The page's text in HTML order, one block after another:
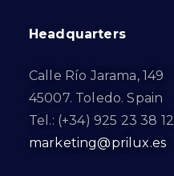
Headquarters
Calle Río Jarama, 149
45007. Toledo. Spain
Tel.: (+34) 925 23 38 12
marketing@prilux.es